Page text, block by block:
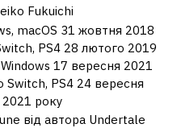
Fukuichi
macOS 31 жовтня 2018
PS4 28 лютого 2019
17 вересня 2021
Switch, PS4 24 вересня
2021 року
від автора Undertale